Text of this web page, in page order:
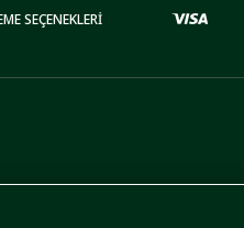
SEÇENEKLERİ